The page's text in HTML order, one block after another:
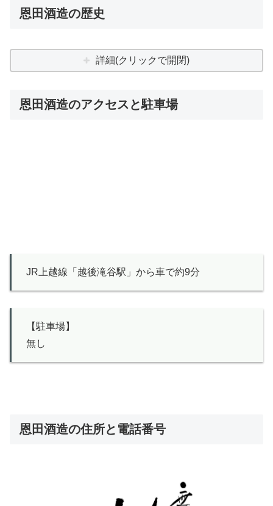
恩田酒造の歴史
詳細(クリックで開閉)
恩田酒造のアクセスと駐車場
JR上越線「越後滝谷駅」から車で約9分
【駐車場】
無し
恩田酒造の住所と電話番号